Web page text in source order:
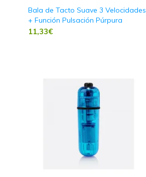
Bala de Tacto Suave 3 Velocidades
+ Función Pulsación Púrpura
11,33€